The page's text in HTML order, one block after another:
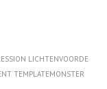
LICHTENVOORDE
TEMPLATEMONSTER